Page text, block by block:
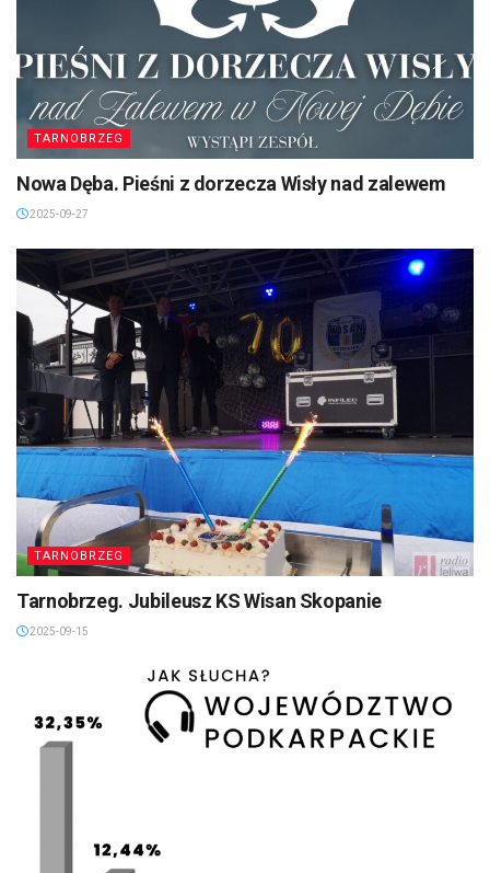
TARNOBRZEG
Nowa Dęba. Pieśni z dorzecza Wisły nad zalewem
2025-09-27
TARNOBRZEG
Tarnobrzeg. Jubileusz KS Wisan Skopanie
2025-09-15